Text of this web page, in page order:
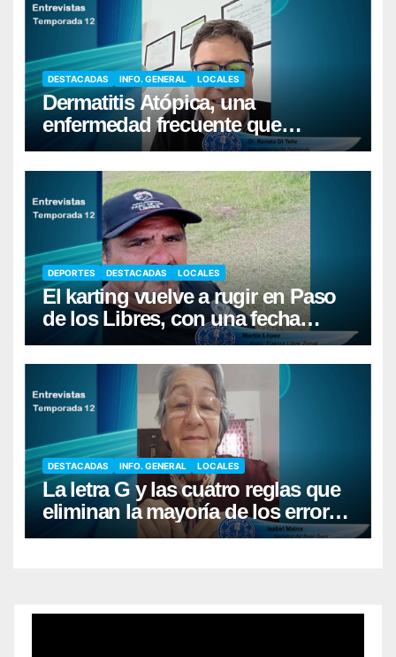
DESTACADAS INFO. GENERAL LOCALES
Dermatitis Atópica, una
enfermedad frecuente que
requiere cuidados diarios de la
piel
DEPORTES DESTACADAS LOCALES
El karting vuelve a rugir en Paso
de los Libres, con una fecha
récord de pilotos
DESTACADAS INFO. GENERAL LOCALES
La letra G y las cuatro reglas que
eliminan la mayoría de los errores
al escribir